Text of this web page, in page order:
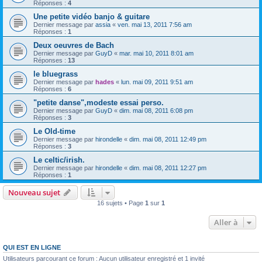
Réponses : 4
Une petite vidéo banjo & guitare
Dernier message par assia « ven. mai 13, 2011 7:56 am
Réponses : 1
Deux oeuvres de Bach
Dernier message par GuyD « mar. mai 10, 2011 8:01 am
Réponses : 13
le bluegrass
Dernier message par hades « lun. mai 09, 2011 9:51 am
Réponses : 6
"petite danse",modeste essai perso.
Dernier message par GuyD « dim. mai 08, 2011 6:08 pm
Réponses : 3
Le Old-time
Dernier message par hirondelle « dim. mai 08, 2011 12:49 pm
Réponses : 3
Le celtic/irish.
Dernier message par hirondelle « dim. mai 08, 2011 12:27 pm
Réponses : 1
Nouveau sujet
16 sujets • Page 1 sur 1
Aller à
QUI EST EN LIGNE
Utilisateurs parcourant ce forum : Aucun utilisateur enregistré et 1 invité